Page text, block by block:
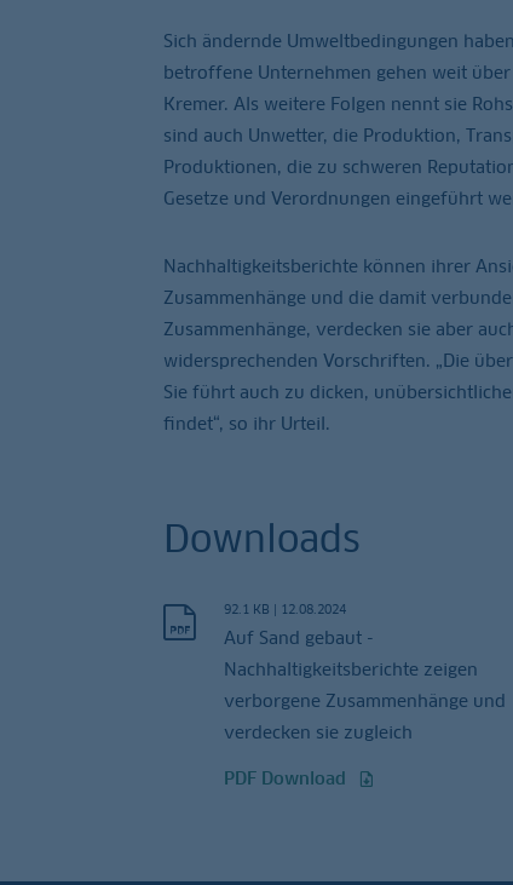
Sich ändernde Umweltbedingungen
betroffene Unternehmen gehen weit
Kremer. Als weitere Folgen nennt sie
sind auch Unwetter, die Produktion,
Produktionen, die zu schweren
Gesetze und Verordnungen eingeführt
Nachhaltigkeitsberichte können ihrer
Zusammenhänge und die damit
Zusammenhänge, verdecken sie aber
widersprechenden Vorschriften. „Die
Sie führt auch zu dicken,
findet“, so ihr Urteil.
Downloads
92.1 KB | 12.08.2024
Auf Sand gebaut -
Nachhaltigkeitsberichte zeigen
verborgene Zusammenhänge und
verdecken sie zugleich
PDF Download